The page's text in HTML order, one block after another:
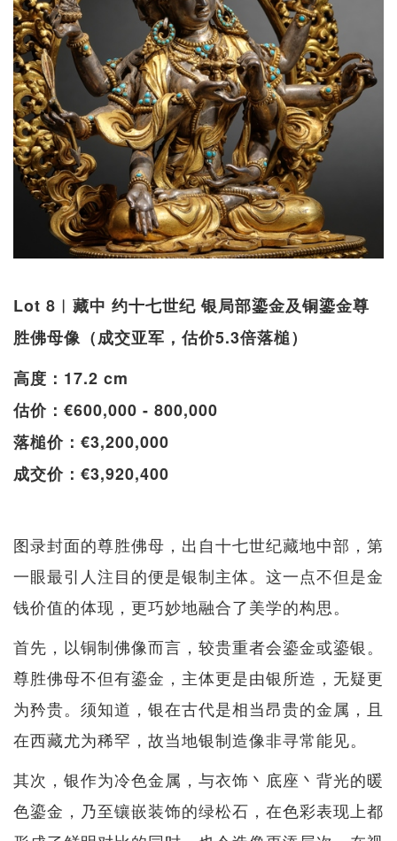
Lot 8︱藏中 约十七世纪 银局部鎏金及铜鎏金尊
胜佛母像（成交亚军，估价5.3倍落槌）
高度：17.2 cm
估价：€600,000 - 800,000
落槌价：€3,200,000
成交价：€3,920,400
图录封面的尊胜佛母，出自十七世纪藏地中部，第
一眼最引人注目的便是银制主体。这一点不但是金
钱价值的体现，更巧妙地融合了美学的构思。
首先，以铜制佛像而言，较贵重者会鎏金或鎏银。
尊胜佛母不但有鎏金，主体更是由银所造，无疑更
为矜贵。须知道，银在古代是相当昂贵的金属，且
在西藏尤为稀罕，故当地银制造像非寻常能见。
其次，银作为冷色金属，与衣饰丶底座丶背光的暖
色鎏金，乃至镶嵌装饰的绿松石，在色彩表现上都